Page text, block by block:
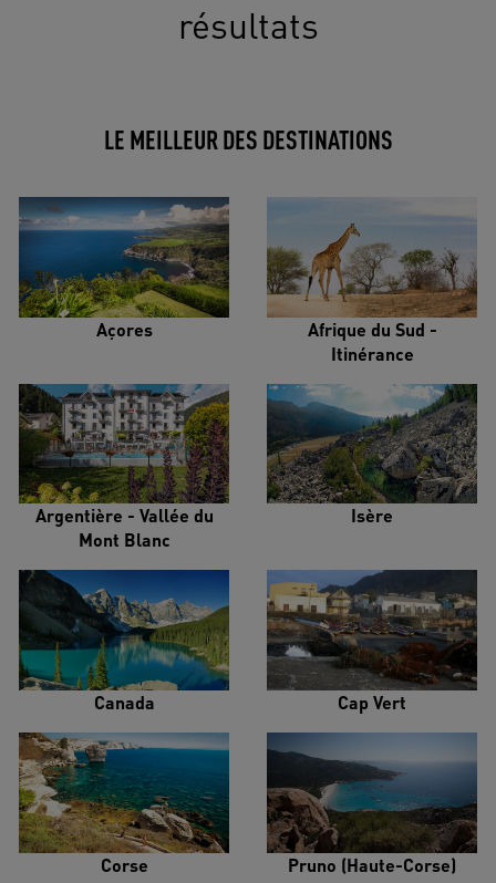
résultats
LE MEILLEUR DES DESTINATIONS
Açores
Afrique du Sud -
Itinérance
Argentière - Vallée du
Mont Blanc
Isère
Canada Cap Vert
Corse Pruno (Haute-Corse)